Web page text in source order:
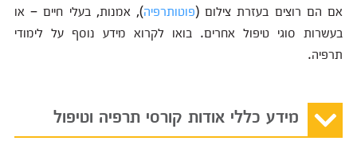
אם הם רוצים בעזרת צילום (פוטותרפיה), אמנות, בעלי חיים – או
בעשרות סוגי טיפול אחרים. בואו לקרוא מידע נוסף על לימודי
תרפיה.
מידע כללי אודות קורסי תרפיה וטיפול